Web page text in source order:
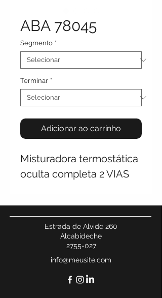
ABA 78045
Segmento *
Terminar *
Adicionar ao carrinho
Misturadora termostática
oculta completa 2 VIAS
Estrada de Alvide 260
Alcabideche
2755-027
info@meusite.com